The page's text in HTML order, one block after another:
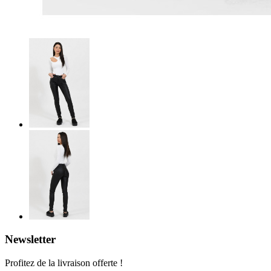
Newsletter
Profitez de la livraison offerte !